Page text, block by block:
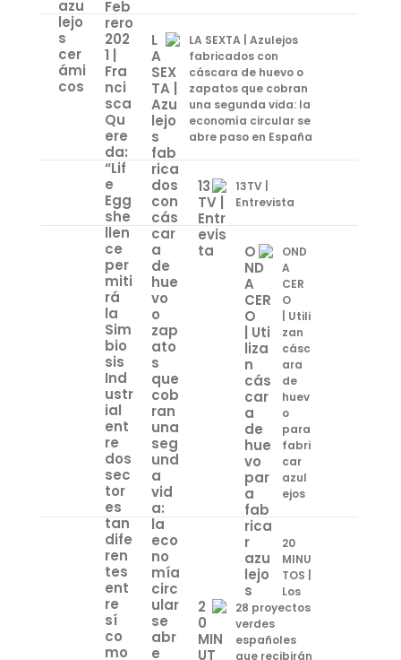
LA SEXTA | Azulejos
fabricados con
cáscara de huevo o
zapatos que cobran
una segunda vida: la
economía circular se
abre paso en España
13TV |
Entrevista
OND
A
CER
O
| Utili
zan
cásc
ara
de
huev
o
para
fabri
car
azul
ejos
20
MINU
TOS |
Los
28 proyectos
verdes
españoles
que recibirán